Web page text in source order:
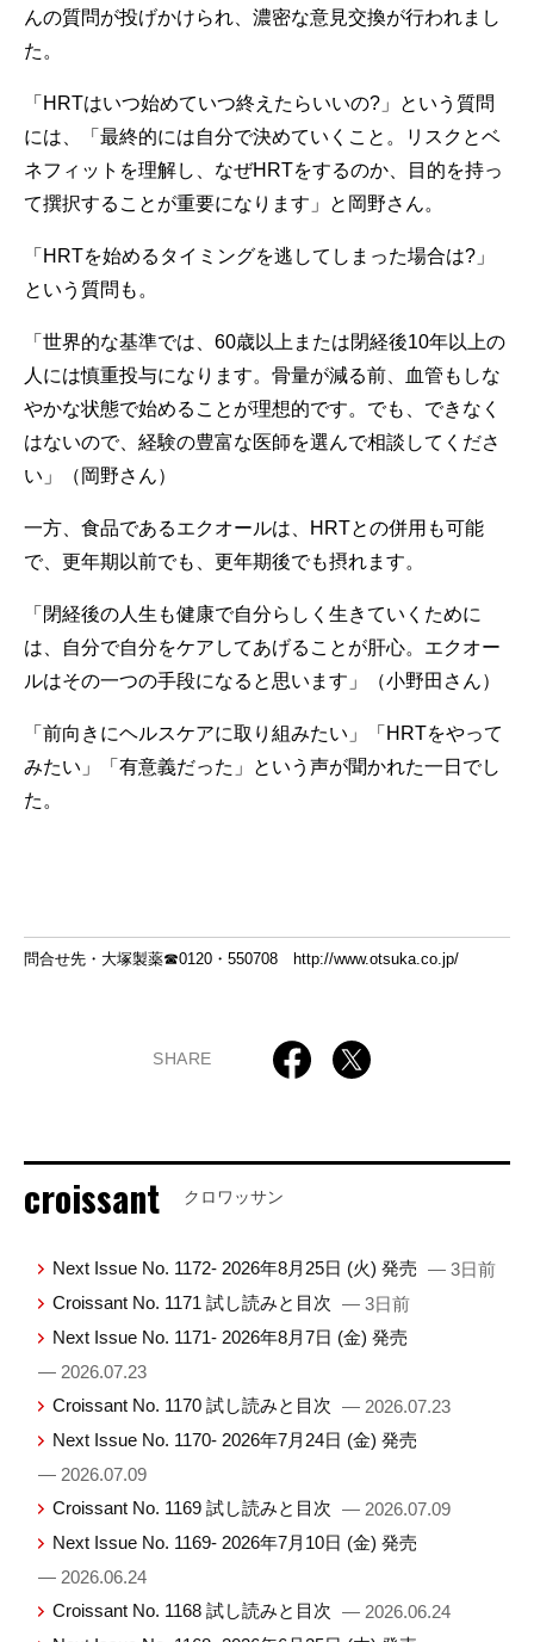
んの質問が投げかけられ、濃密な意見交換が行われまし
た。
「HRTはいつ始めていつ終えたらいいの?」という質問
には、「最終的には自分で決めていくこと。リスクとベ
ネフィットを理解し、なぜHRTをするのか、目的を持っ
て撰択することが重要になります」と岡野さん。
「HRTを始めるタイミングを逃してしまった場合は?」
という質問も。
「世界的な基準では、60歳以上または閉経後10年以上の
人には慎重投与になります。骨量が減る前、血管もしな
やかな状態で始めることが理想的です。でも、できなく
はないので、経験の豊富な医師を選んで相談してくださ
い」（岡野さん）
一方、食品であるエクオールは、HRTとの併用も可能
で、更年期以前でも、更年期後でも摂れます。
「閉経後の人生も健康で自分らしく生きていくために
は、自分で自分をケアしてあげることが肝心。エクオー
ルはその一つの手段になると思います」（小野田さん）
「前向きにヘルスケアに取り組みたい」「HRTをやって
みたい」「有意義だった」という声が聞かれた一日でし
た。
問合せ先・大塚製薬☎0120・550708 http://www.otsuka.co.jp/
SHARE
croissant クロワッサン
Next Issue No. 1172- 2026年8月25日 (火) 発売 — 3日前
Croissant No. 1171 試し読みと目次 — 3日前
Next Issue No. 1171- 2026年8月7日 (金) 発売
— 2026.07.23
Croissant No. 1170 試し読みと目次 — 2026.07.23
Next Issue No. 1170- 2026年7月24日 (金) 発売
— 2026.07.09
Croissant No. 1169 試し読みと目次 — 2026.07.09
Next Issue No. 1169- 2026年7月10日 (金) 発売
— 2026.06.24
Croissant No. 1168 試し読みと目次 — 2026.06.24